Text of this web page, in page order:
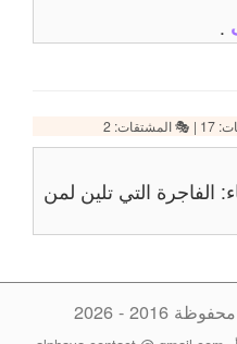
.
الفاجرة التي تلين لمن
- 2026